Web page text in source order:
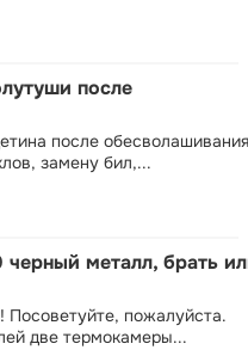
после
после
замену бил,...
металл, брать
пожалуйста.
две термокамеры...